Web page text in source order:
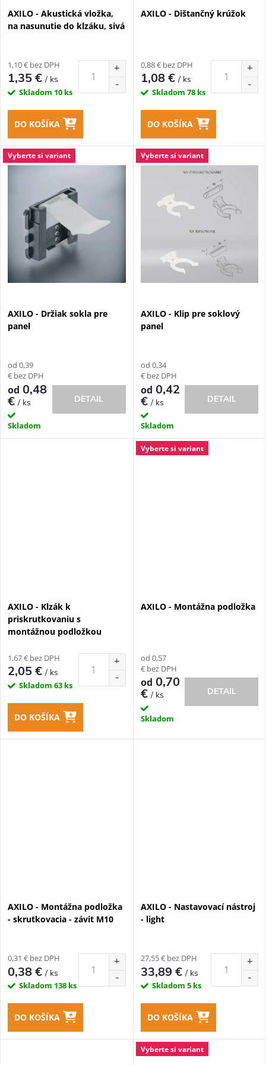
p
o
d
u
k
v
p
r
o
d
u
k
AXILO - Akustická vložka,
na nasunutie do klzáku, sivá
1,10 € bez DPH
1,35 €/ ks
Skladom 10 ks
DO KOŠÍKA
AXILO - Dištančný krúžok
0,88 € bez DPH
1,08 €/ ks
Skladom 78 ks
DO KOŠÍKA
Vyberte si variant
AXILO - Držiak sokla pre
panel
od 0,39
€ bez DPH
od 0,48
€/ ks
Skladom
DETAIL
Vyberte si variant
AXILO - Klip pre soklový
panel
od 0,34
€ bez DPH
od 0,42
€/ ks
Skladom
DETAIL
AXILO - Klzák k
priskrutkovaniu s
montážnou podložkou
1,67 € bez DPH
2,05 €/ ks
Skladom 63 ks
DO KOŠÍKA
Vyberte si variant
AXILO - Montážna podložka
od 0,57
€ bez DPH
od 0,70
€/ ks
Skladom
DETAIL
AXILO - Montážna podložka
- skrutkovacia - závit M10
0,31 € bez DPH
0,38 €/ ks
Skladom 138 ks
DO KOŠÍKA
AXILO - Nastavovací nástroj
- light
27,55 € bez DPH
33,89 €/ ks
Skladom 5 ks
DO KOŠÍKA
Vyberte si variant